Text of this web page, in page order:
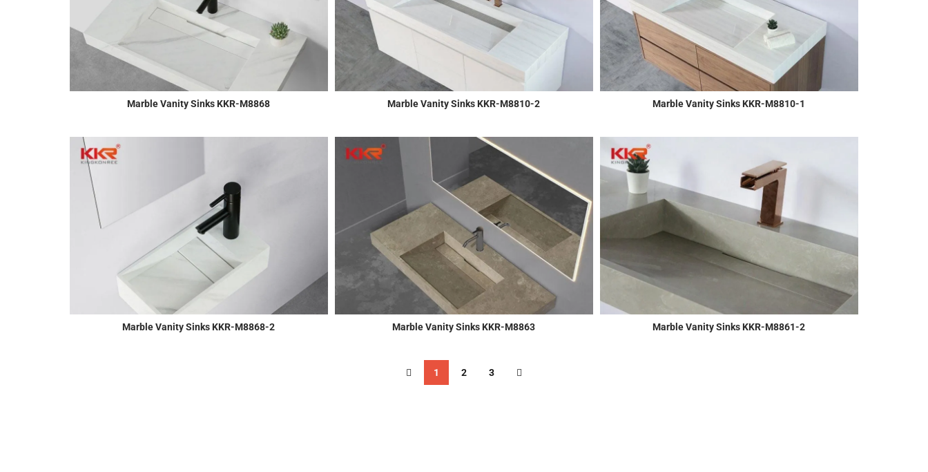
Marble Vanity Sinks KKR-M8868 Marble Vanity Sinks KKR-M8810-2 Marble Vanity Sinks KKR-M8810-1
Marble Vanity Sinks KKR-M8868-2 Marble Vanity Sinks KKR-M8863 Marble Vanity Sinks KKR-M8861-2
1 2 3